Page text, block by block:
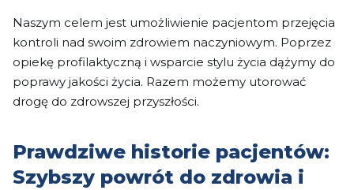
Naszym celem jest umożliwienie pacjentom przejęcia
kontroli nad swoim zdrowiem naczyniowym. Poprzez
opiekę profilaktyczną i wsparcie stylu życia dążymy do
poprawy jakości życia. Razem możemy utorować
drogę do zdrowszej przyszłości.
Prawdziwe historie pacjentów:
Szybszy powrót do zdrowia i